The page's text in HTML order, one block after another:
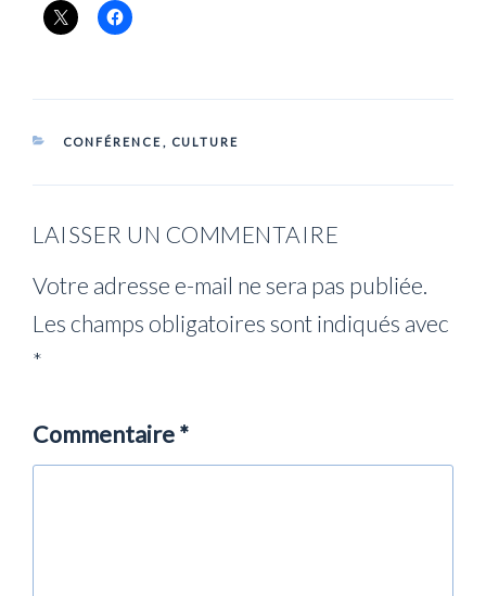
CATÉGORIES
CONFÉRENCE , CULTURE
LAISSER UN COMMENTAIRE
Votre adresse e-mail ne sera pas publiée.
Les champs obligatoires sont indiqués avec
*
Commentaire*